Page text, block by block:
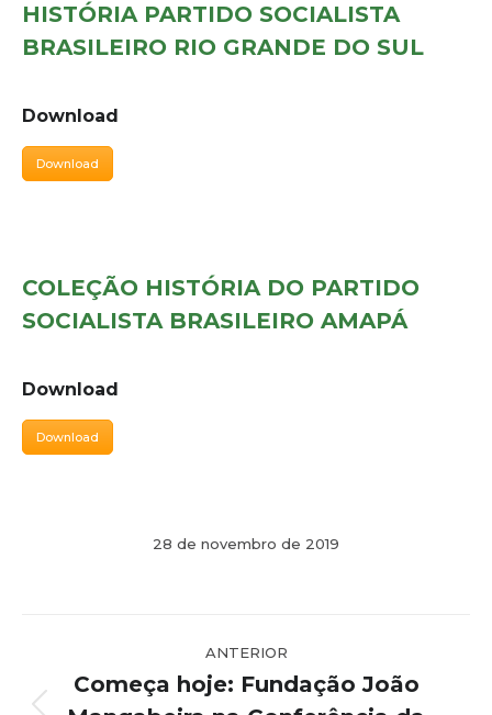
HISTÓRIA PARTIDO SOCIALISTA
BRASILEIRO RIO GRANDE DO SUL
Download
Download
COLEÇÃO HISTÓRIA DO PARTIDO
SOCIALISTA BRASILEIRO AMAPÁ
Download
Download
28 de novembro de 2019
post:
ANTERIOR
Começa hoje: Fundação João